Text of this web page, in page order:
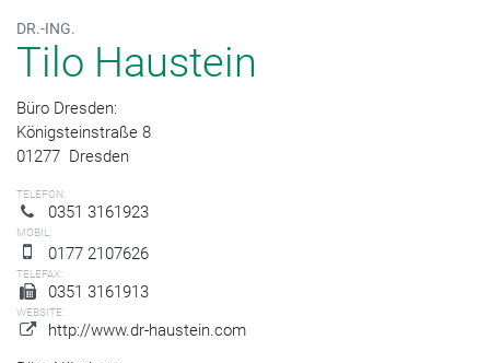
DR.-ING.
Tilo Haustein
Büro Dresden:
Königsteinstraße 8
01277 Dresden
TELEFON:
0351 3161923
MOBIL:
0177 2107626
TELEFAX:
0351 3161913
WEBSITE:
http://www.dr-haustein.com